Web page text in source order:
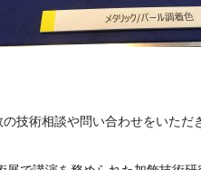
技術相談や問い合わせをいただ